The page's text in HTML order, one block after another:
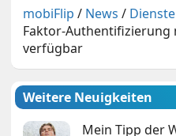
mobiFlip / News / Dienste
Faktor-Authentifizierung
verfügbar
Weitere Neuigkeiten
Mein Tipp der